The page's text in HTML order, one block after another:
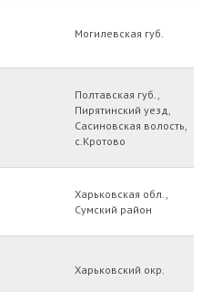
Могилевская губ.
Полтавская губ.,
Пирятинский уезд,
Сасиновская волость,
с.Кротово
Харьковская обл.,
Сумский район
Харьковский окр.